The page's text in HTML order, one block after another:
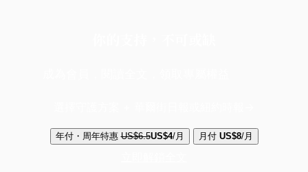
年付・周年特惠 US$6.5US$4/月 月付 US$8/月